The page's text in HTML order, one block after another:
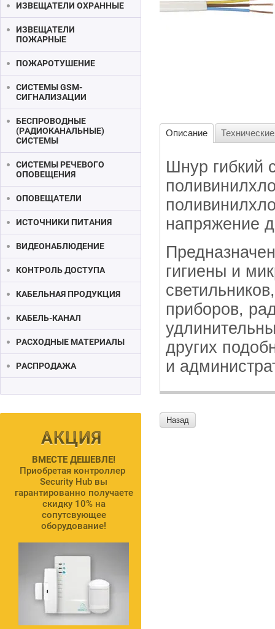
ИЗВЕЩАТЕЛИ ОХРАННЫЕ
ИЗВЕЩАТЕЛИ
ПОЖАРНЫЕ
ПОЖАРОТУШЕНИЕ
СИСТЕМЫ GSM-
СИГНАЛИЗАЦИИ
БЕСПРОВОДНЫЕ
(РАДИОКАНАЛЬНЫЕ)
СИСТЕМЫ
СИСТЕМЫ РЕЧЕВОГО
ОПОВЕЩЕНИЯ
ОПОВЕЩАТЕЛИ
ИСТОЧНИКИ ПИТАНИЯ
ВИДЕОНАБЛЮДЕНИЕ
КОНТРОЛЬ ДОСТУПА
КАБЕЛЬНАЯ ПРОДУКЦИЯ
КАБЕЛЬ-КАНАЛ
РАСХОДНЫЕ МАТЕРИАЛЫ
РАСПРОДАЖА
ВМЕСТЕ ДЕШЕВЛЕ!
Приобретая контроллер
Security Hub вы
гарантированно получаете
скидку 10% на
сопутсвующее
оборудование!
Описание
Шнур гибкий
напряжение
гигиены и
приборов,
других
и
Назад